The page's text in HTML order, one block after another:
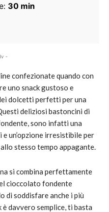
30 min
-
confezionate quando con
uno snack gustoso e
dolcetti perfetti per una
deliziosi bastoncini di
sono infatti una
un’opzione irresistibile per
stesso tempo appagante.
si combina perfettamente
cioccolato fondente
di soddisfare anche i più
davvero semplice, ti basta